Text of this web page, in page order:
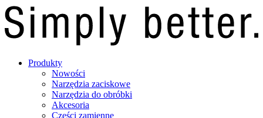
Produkty
Nowości
Narzędzia zaciskowe
Narzędzia do obróbki
Akcesoria
Części zamienne